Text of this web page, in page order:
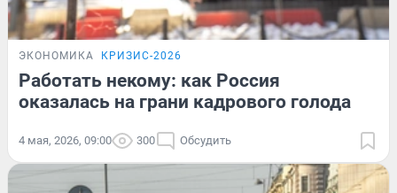
ЭКОНОМИКА КРИЗИС-2026
Работать некому: как Россия
оказалась на грани кадрового голода
4 мая, 2026, 09:00 300 Обсудить